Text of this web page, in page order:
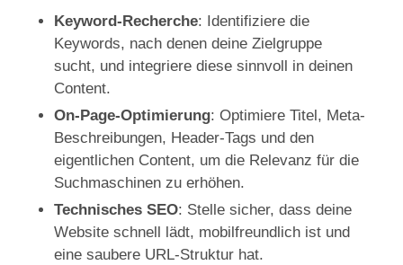
Keyword-Recherche: Identifiziere die
Keywords, nach denen deine Zielgruppe
sucht, und integriere diese sinnvoll in deinen
Content.
On-Page-Optimierung: Optimiere Titel, Meta-
Beschreibungen, Header-Tags und den
eigentlichen Content, um die Relevanz für die
Suchmaschinen zu erhöhen.
Technisches SEO: Stelle sicher, dass deine
Website schnell lädt, mobilfreundlich ist und
eine saubere URL-Struktur hat.